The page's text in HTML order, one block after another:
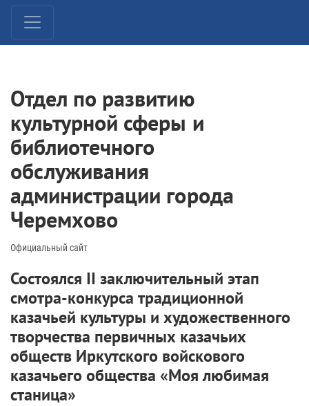
Отдел по развитию
культурной сферы и
библиотечного
обслуживания
администрации города
Черемхово
Официальный сайт
Состоялся II заключительный этап
смотра-конкурса традиционной
казачьей культуры и художественного
творчества первичных казачьих
обществ Иркутского войскового
казачьего общества «Моя любимая
станица»